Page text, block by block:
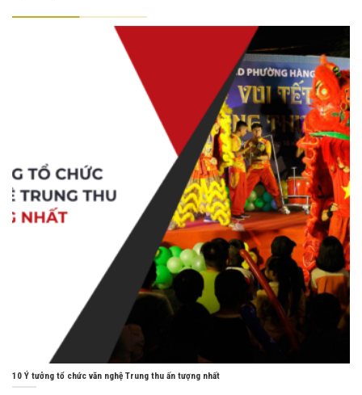
10 Ý tưởng tổ chức văn nghệ Trung thu ấn tượng nhất